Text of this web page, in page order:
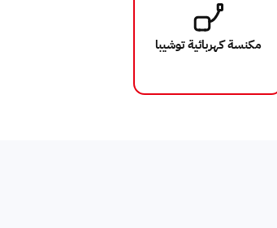
مكنسة كهربائية توشيبا